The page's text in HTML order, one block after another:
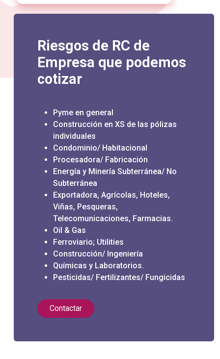
Riesgos de RC de
Empresa que podemos
cotizar
Pyme en general
Construcción en XS de las pólizas
individuales
Condominio/ Habitacional
Procesadora/ Fabricación
Energía y Minería Subterránea/ No
Subterránea
Exportadora, Agrícolas, Hoteles,
Viñas, Pesqueras,
Telecomunicaciones, Farmacias.
Oil & Gas
Ferroviario; Utilities
Construcción/ Ingeniería
Químicas y Laboratorios.
Pesticidas/ Fertilizantes/ Fungicidas
Contactar